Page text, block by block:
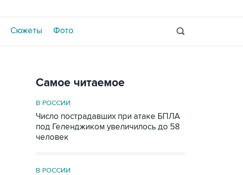
Сюжеты Фото
Самое читаемое
В РОССИИ
Число пострадавших при атаке БПЛА
под Геленджиком увеличилось до 58
человек
В РОССИИ